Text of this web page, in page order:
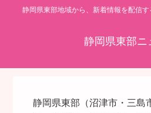
静岡県東部地域から、新着情報を配信す
静岡県東部ニ
静岡県東部（沼津市・三島